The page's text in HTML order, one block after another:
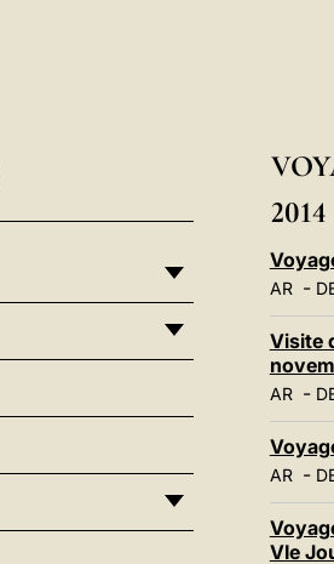
2014
AR-
Visite
AR-
AR-
VIe